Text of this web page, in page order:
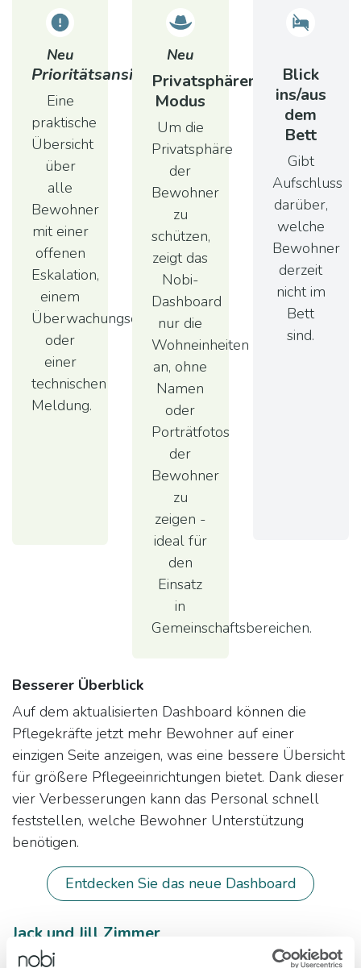
Neu
Prioritätsansicht
Eine
praktische
Übersicht
über
alle
Bewohner
mit einer
offenen
Eskalation,
einem
Überwachungsereignis
oder
einer
technischen
Meldung.
Neu
Privatsphären-
Modus
Um die
Privatsphäre
der
Bewohner
zu
schützen,
zeigt das
Nobi-
Dashboard
nur die
Wohneinheiten
an, ohne
Namen
oder
Porträtfotos
der
Bewohner
zu
zeigen -
ideal für
den
Einsatz
in
Gemeinschaftsbereichen.
Blick
ins/aus
dem
Bett
Gibt
Aufschluss
darüber,
welche
Bewohner
derzeit
nicht im
Bett
sind.
Besserer Überblick
Auf dem aktualisierten Dashboard können die
Pflegekräfte jetzt mehr Bewohner auf einer
einzigen Seite anzeigen, was eine bessere Übersicht
für größere Pflegeeinrichtungen bietet. Dank dieser
vier Verbesserungen kann das Personal schnell
feststellen, welche Bewohner Unterstützung
benötigen.
Entdecken Sie das neue Dashboard
Jack und Jill Zimmer
Nobi unterstützt jetzt auch die so genannten Jack-